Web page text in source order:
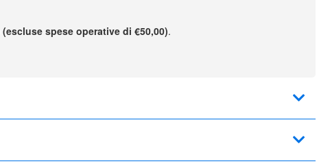
(escluse spese operative di €50,00).